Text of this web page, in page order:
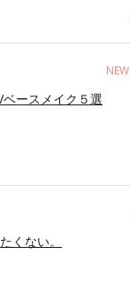
NEW
ースメイク５選
くない。